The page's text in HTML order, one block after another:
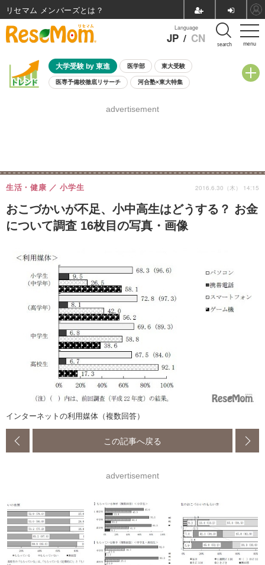
menu
Language
JP / CN search
大学受験 by 東進 医学部 東大受験
医専予備校徹底リサーチ 河合塾×東大特集
8月開催学校説明会・相談会
advertisement
おこづかいが不足、小中高生はどうする？ お金
について調査 16枚目の写真・画像
生活・健康 小学生 2016.6.30（木） 14:15
インターネットの利用媒体（複数回答）
この記事へ戻る
advertisement
リセマム メンバーズ